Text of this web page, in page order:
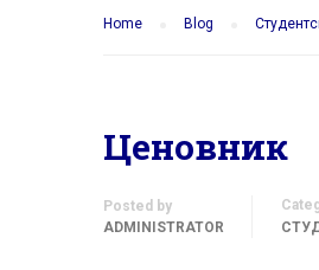
Home Blog
Ценовник
Posted by
ADMINISTRATOR